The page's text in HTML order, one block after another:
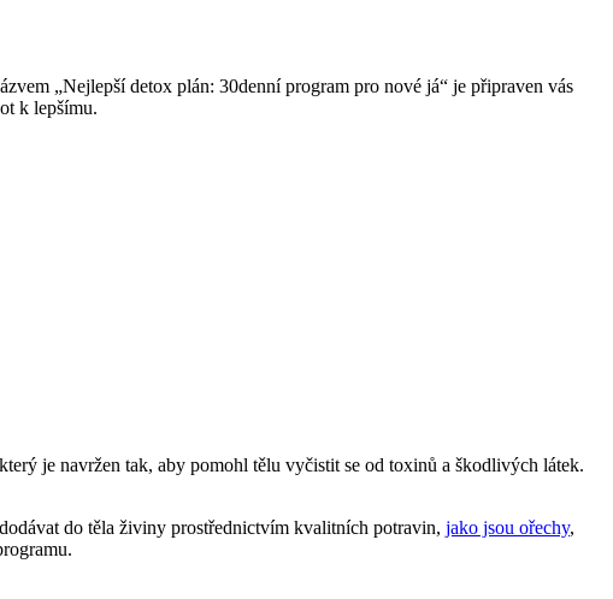
„Nejlepší detox plán: 30denní program pro nové já“ je připraven vás
k lepšímu.
je navržen tak, aby pomohl tělu vyčistit se od toxinů a škodlivých látek.
do těla živiny prostřednictvím kvalitních potravin, jako jsou ořechy,